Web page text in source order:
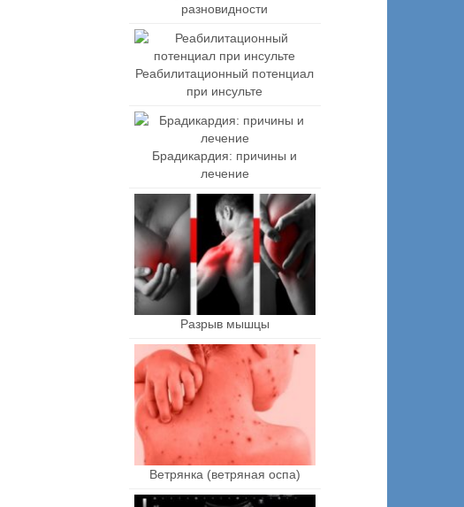
разновидности
Реабилитационный потенциал
при инсульте
Брадикардия: причины и
лечение
Разрыв мышцы
Ветрянка (ветряная оспа)